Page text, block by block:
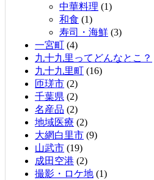
中華料理 (1)
和食 (1)
寿司・海鮮 (3)
一宮町 (4)
九十九里ってどんなとこ？
九十九里町 (16)
匝瑳市 (2)
千葉県 (2)
名産品 (2)
地域医療 (2)
大網白里市 (9)
山武市 (19)
成田空港 (2)
撮影・ロケ地 (1)